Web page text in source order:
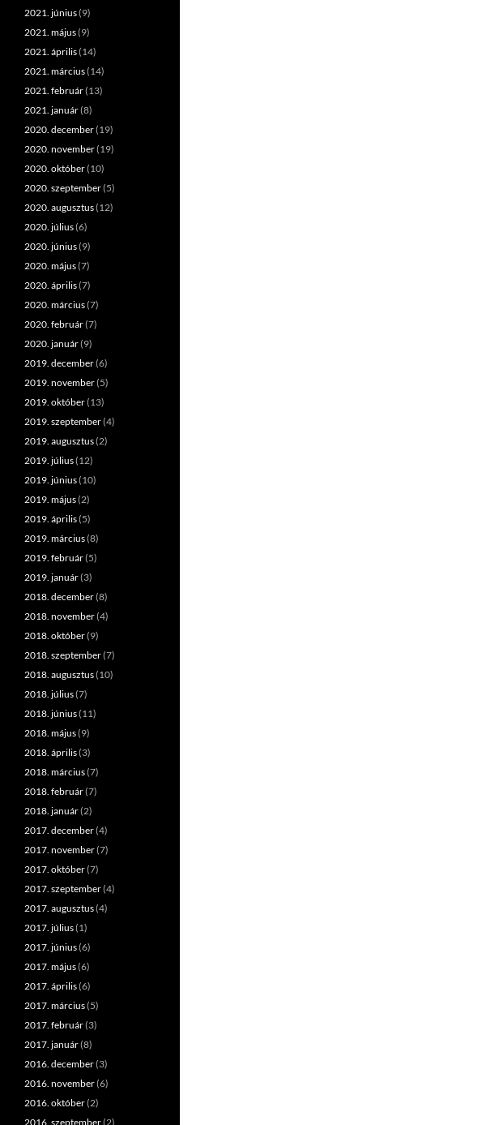
2021. június(9)
2021. május(9)
2021. április(14)
2021. március(14)
2021. február(13)
2021. január(8)
2020. december(19)
2020. november(19)
2020. október(10)
2020. szeptember(5)
2020. augusztus(12)
2020. július(6)
2020. június(9)
2020. május(7)
2020. április(7)
2020. március(7)
2020. február(7)
2020. január(9)
2019. december(6)
2019. november(5)
2019. október(13)
2019. szeptember(4)
2019. augusztus(2)
2019. július(12)
2019. június(10)
2019. május(2)
2019. április(5)
2019. március(8)
2019. február(5)
2019. január(3)
2018. december(8)
2018. november(4)
2018. október(9)
2018. szeptember(7)
2018. augusztus(10)
2018. július(7)
2018. június(11)
2018. május(9)
2018. április(3)
2018. március(7)
2018. február(7)
2018. január(2)
2017. december(4)
2017. november(7)
2017. október(7)
2017. szeptember(4)
2017. augusztus(4)
2017. július(1)
2017. június(6)
2017. május(6)
2017. április(6)
2017. március(5)
2017. február(3)
2017. január(8)
2016. december(3)
2016. november(6)
2016. október(2)
2016. szeptember(2)